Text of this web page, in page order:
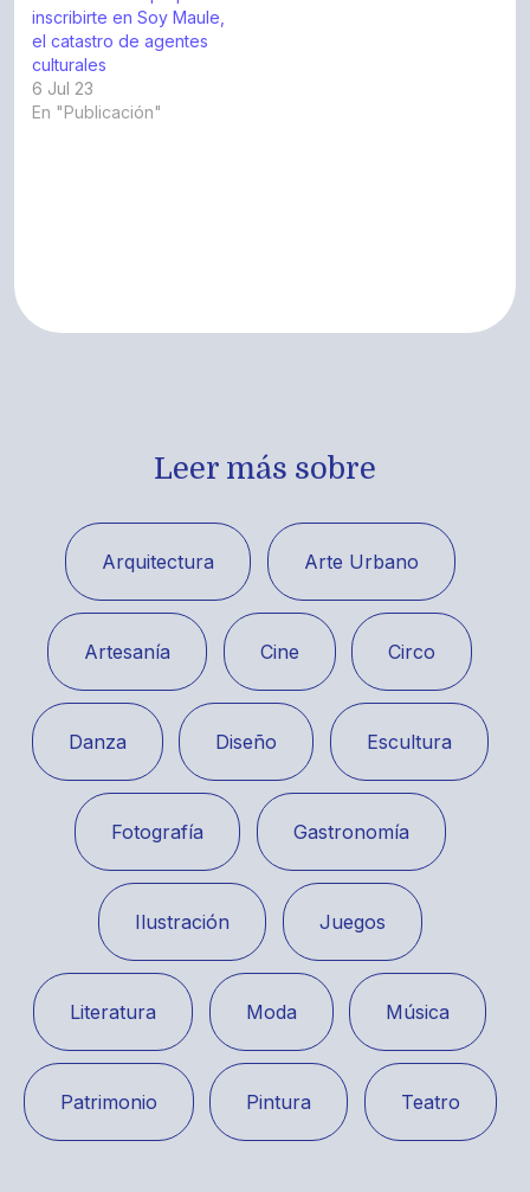
inscribirte en Soy Maule,
el catastro de agentes
culturales
6 Jul 23
En "Publicación"
Leer más sobre
Arquitectura Arte Urbano
Artesanía Cine Circo
Danza Diseño Escultura
Fotografía Gastronomía
Ilustración Juegos
Literatura Moda Música
Patrimonio Pintura Teatro